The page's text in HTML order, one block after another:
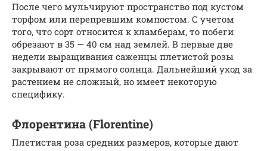
После чего мульчируют пространство под кустом
торфом или перепревшим компостом. С учетом
того, что сорт относится к кламберам, то побеги
обрезают в 35 — 40 см над землей. В первые две
недели выращивания саженцы плетистой розы
закрывают от прямого солнца. Дальнейший уход за
растением не сложный, но имеет некоторую
специфику.
Флорентина (Florentine)
Плетистая роза средних размеров, которые дают